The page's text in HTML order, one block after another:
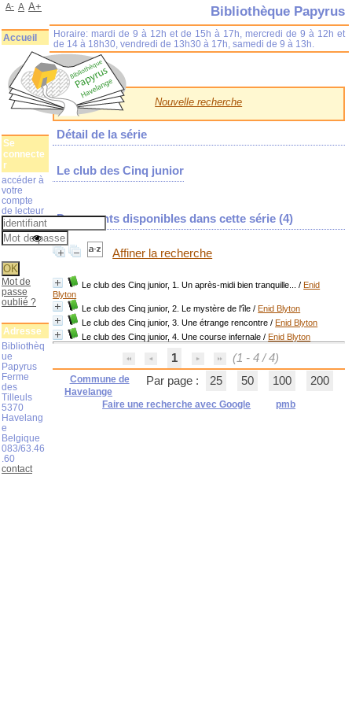
Nouvelle recherche
Détail de la série
Le club des Cinq junior
Documents disponibles dans cette série (4)
Affiner la recherche
Le club des Cinq junior, 1. Un après-midi bien tranquille... /Enid
Blyton
Le club des Cinq junior, 2. Le mystère de l'île /Enid Blyton
Le club des Cinq junior, 3. Une étrange rencontre /Enid Blyton
Le club des Cinq junior, 4. Une course infernale /Enid Blyton
1
(1 - 4 / 4)
Par page :
25 50 100 200
Commune de
Havelange
Faire une recherche avec Google
pmb
Bibliothèque Papyrus
Horaire: mardi de 9 à 12h et de 15h à 17h, mercredi de 9 à 12h et
de 14 à 18h30, vendredi de 13h30 à 17h, samedi de 9 à 13h.
A- A A+
Accueil
Se
connecte
r
accéder à
votre
compte
de lecteur
Mot de
passe
oublié ?
Adresse
Bibliothèq
ue
Papyrus
Ferme
des
Tilleuls
5370
Havelang
e
Belgique
083/63.46
.60
contact